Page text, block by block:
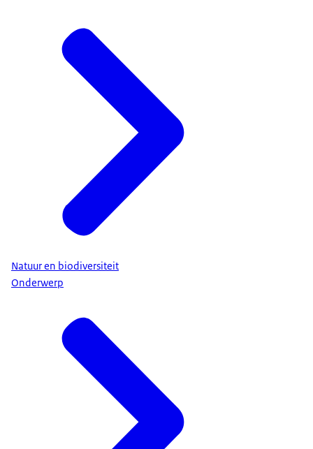
Natuur en biodiversiteit
Onderwerp